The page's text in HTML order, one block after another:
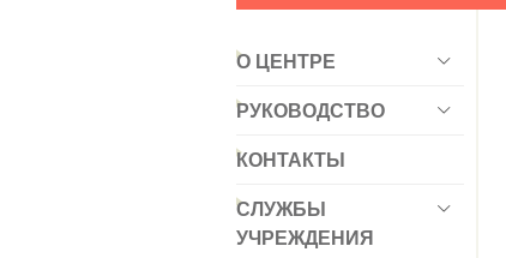
О ЦЕНТРЕ
РУКОВОДСТВО
КОНТАКТЫ
СЛУЖБЫ
УЧРЕЖДЕНИЯ